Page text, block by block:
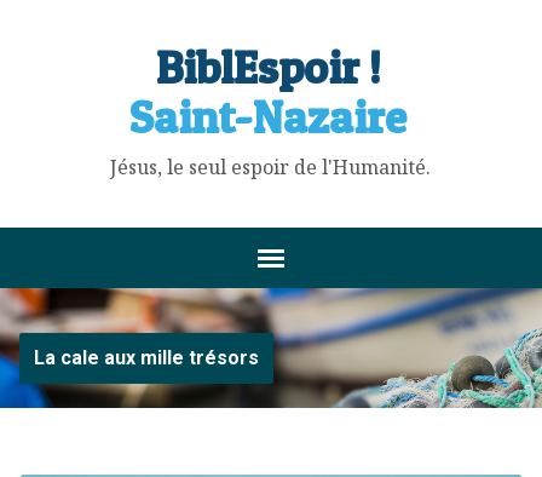
BiblEspoir !
Saint-Nazaire
Jésus, le seul espoir de l'Humanité.
La cale aux mille trésors